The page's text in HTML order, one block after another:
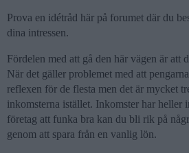
Prova en idétråd här på forumet där du
dina intressen.
Fördelen med att gå den här vägen är att
När det gäller problemet med att
reflexen för de flesta men det är mycket
inkomsterna istället. Inkomster har heller
företag att funka bra kan du bli rik på
genom att spara från en vanlig lön.